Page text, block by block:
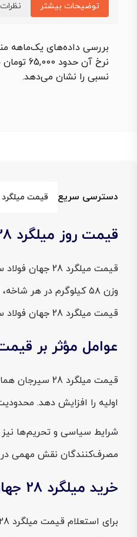
توضیحات بیشتر
نرخ آن حدود 65,000 تومان بوده است. میانگین قیمت این محصول در طول ماه 62,725 تومان ثبت شد که نسبت به ماه گذشته
نسبی را نشان می‌دهد.
دسترسی سریع قیمت میلگرد
قیمت روز میلگرد 28 جهان فولاد سیرجان
قیمت میلگرد 28 جهان فولاد سیرجان در بازار بدون تغییر باقی مانده است. ثبات اخیر می‌تواند فرصتی برای خریداران باشد تا در شرایطی امن‌تر برای خریدهای عمده تصمیم‌گیری کنند.
عوامل مؤثر بر قیمت میلگرد
قیمت میلگرد 28 سیرجان همانند دیگر سایزها به عوامل متعددی بستگی دارد. نوسانات نرخ ارز، نخستین عامل تأثیرگذار بر
اولیه را افزایش دهد.
شرایط سیاسی و تحریم‌ها نیز
مصرف‌کنندگان نقش مهمی در
خرید میلگرد 28 جهان فولاد از فولادسل